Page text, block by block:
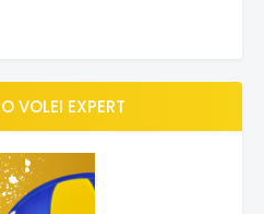
VOLEI EXPERT